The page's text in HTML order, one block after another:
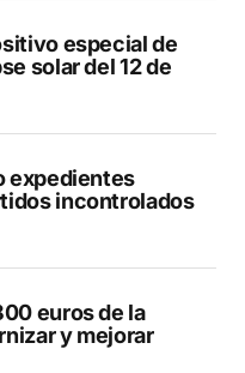
especial de
solar del 12 de
expedientes
incontrolados
euros de la
y mejorar